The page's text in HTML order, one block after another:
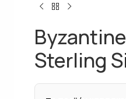
Sterling